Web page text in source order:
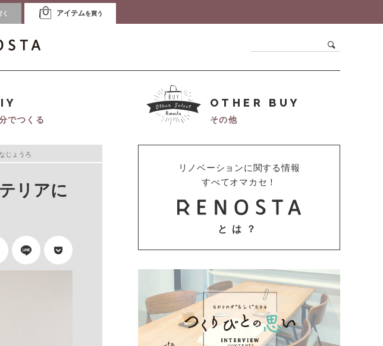
く アイテムを買う
でつくる
OTHER BUY
その他
じょうろ
リアに
リノベーションに関する情報
すべてオマカセ！
とは？